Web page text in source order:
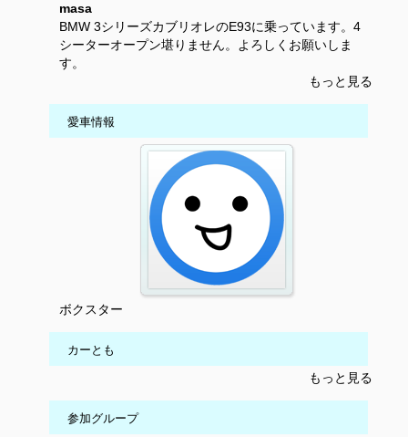
masa
BMW 3シリーズカブリオレのE93に乗っています。4
シーターオープン堪りません。よろしくお願いしま
す。
もっと見る
愛車情報
ボクスター
カーとも
もっと見る
参加グループ